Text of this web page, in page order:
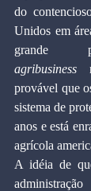
do
Unidos em
agribusiness
provável que
sistema de
anos e está
agrícola
A idéia de